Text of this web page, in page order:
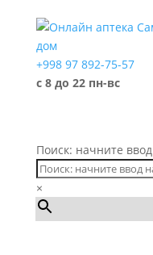
+998 97 892-75-57
с 8 до 22 пн-вс
Поиск: начните
×